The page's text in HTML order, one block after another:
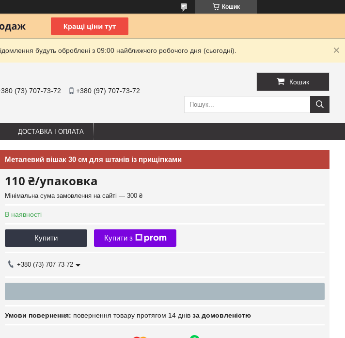
Кошик
будуть оброблені з 09:00 найближчого робочого дня (сьогодні).
(73) 707-73-72 +380 (97) 707-73-72
Кошик
ДОСТАВКА І ОПЛАТА
Металевий вішак 30 см для штанів із прищіпками
110 ₴/упаковка
Мінімальна сума замовлення на сайті — 300 ₴
В наявності
Купити Купити з
+380 (73) 707-73-72
повернення товару протягом 14 днів за домовленістю